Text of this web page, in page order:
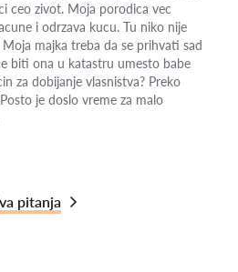
ceo zivot. Moja porodica vec
i odrzava kucu. Tu niko nije
majka treba da se prihvati sad
biti ona u katastru umesto babe
za dobijanje vlasnistva? Preko
je doslo vreme za malo
pitanja